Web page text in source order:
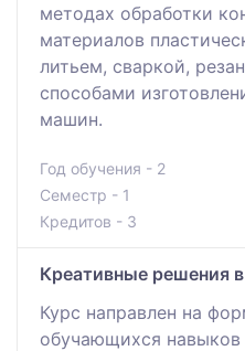
методах обработки
материалов
литьем, сваркой,
способами
машин.
Год обучения - 2
Семестр - 1
Кредитов - 3
Креативные решения
Курс направлен на
обучающихся